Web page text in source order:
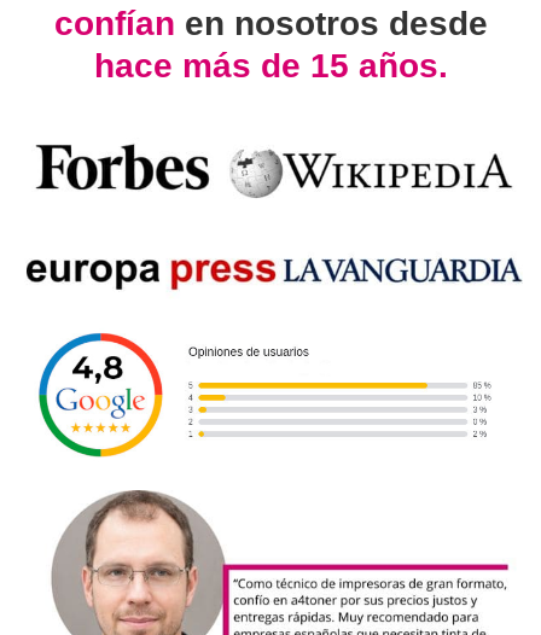
confían en nosotros desde
hace más de 15 años.